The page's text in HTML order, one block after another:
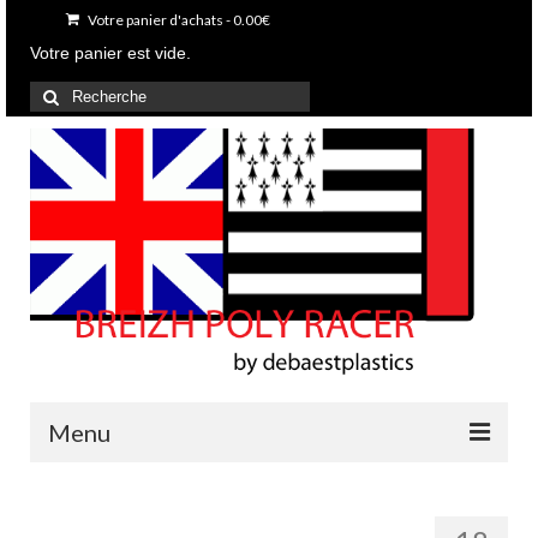
Votre panier d'achats -0.00€
Votre panier est vide.
Rechercher
:
Menu